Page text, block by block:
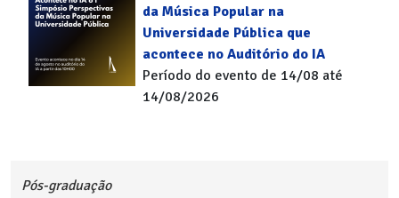
da Música Popular na
Universidade Pública que
acontece no Auditório do IA
Período do evento de 14/08 até
14/08/2026
Pós-graduação